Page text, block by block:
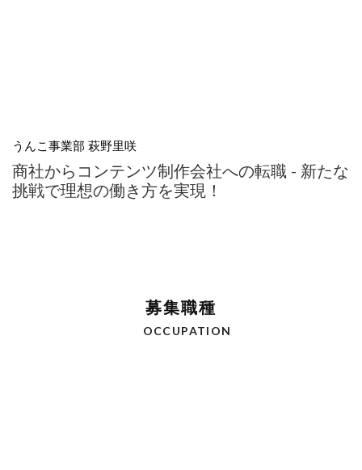
うんこ事業部 萩野里咲
商社からコンテンツ制作会社への転職 - 新たな
挑戦で理想の働き方を実現！
募集職種
OCCUPATION